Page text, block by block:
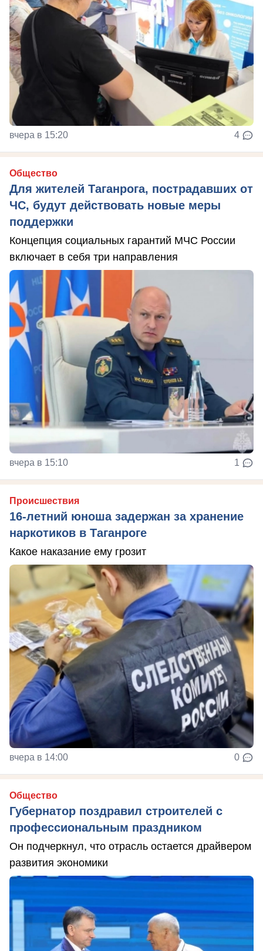
вчера в 15:20 4
Общество
Для жителей Таганрога, пострадавших от
ЧС, будут действовать новые меры
поддержки
Концепция социальных гарантий МЧС России
включает в себя три направления
вчера в 15:10 1
Происшествия
16-летний юноша задержан за хранение
наркотиков в Таганроге
Какое наказание ему грозит
вчера в 14:00 0
Общество
Губернатор поздравил строителей с
профессиональным праздником
Он подчеркнул, что отрасль остается драйвером
развития экономики